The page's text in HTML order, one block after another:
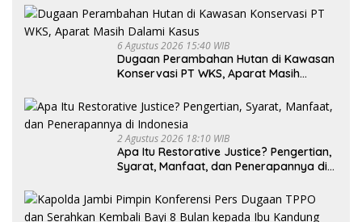
6 Agustus 2026 15:40 WIB
Dugaan Perambahan Hutan di Kawasan
Konservasi PT WKS, Aparat Masih
2 Agustus 2026 18:10 WIB
Apa Itu Restorative Justice? Pengertian,
Syarat, Manfaat, dan Penerapannya di